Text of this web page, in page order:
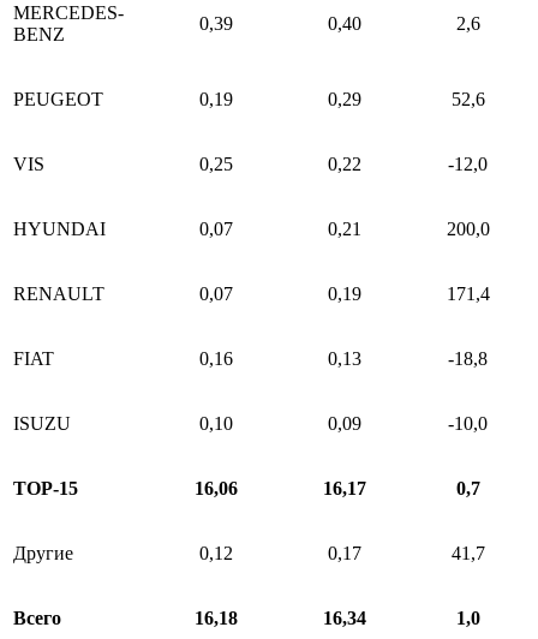
MERCEDES-
BENZ
0,39 0,40 2,6
PEUGEOT 0,19 0,29 52,6
VIS 0,25 0,22 -12,0
HYUNDAI 0,07 0,21 200,0
RENAULT 0,07 0,19 171,4
FIAT 0,16 0,13 -18,8
ISUZU 0,10 0,09 -10,0
ТОР-15 16,06 16,17 0,7
Другие 0,12 0,17 41,7
Всего 16,18 16,34 1,0